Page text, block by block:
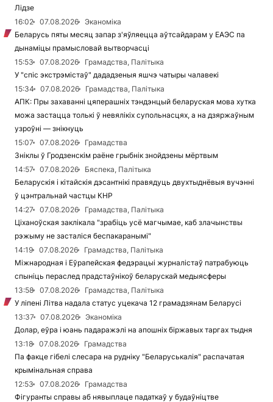
Лідзе
16:02
07.08.2026
Эканоміка
Беларусь пяты месяц запар з'яўляецца аўтсайдарам у ЕАЭС па
дынаміцы прамысловай вытворчасці
15:53
07.08.2026
Грамадства, Палітыка
У "спіс экстрэмістаў" дададзеныя яшчэ чатыры чалавекі
15:34
07.08.2026
Грамадства, Палітыка
АПК: Пры захаванні цяперашніх тэндэнцый беларуская мова хутка
можа застацца толькі ў невялікіх супольнасцях, а на дзяржаўным
узроўні — знікнуць
15:07
07.08.2026
Грамадства
Зніклы ў Гродзенскім раёне грыбнік знойдзены мёртвым
14:57
07.08.2026
Бяспека, Палітыка
Беларускія і кітайскія дэсантнікі правядуць двухтыднёвыя вучэнні
ў цэнтральнай частцы КНР
14:27
07.08.2026
Грамадства, Палітыка
Ціханоўская заклікала "зрабіць усё магчымае, каб злачынствы
рэжыму не засталіся беспакаранымі"
14:19
07.08.2026
Грамадства, Палітыка
Міжнародная і Еўрапейская федэрацыі журналістаў патрабуюць
спыніць пераслед прадстаўнікоў беларускай медыясферы
13:58
07.08.2026
Грамадства, Палітыка
У ліпені Літва надала статус уцекача 12 грамадзянам Беларусі
13:37
07.08.2026
Эканоміка
Долар, еўра і юань падаражэлі на апошніх біржавых таргах тыдня
13:18
07.08.2026
Грамадства
Па факце гібелі слесара на рудніку "Беларуськалія" распачатая
крымінальная справа
12:53
07.08.2026
Грамадства
Фігуранты справы аб нявыплаце падаткаў у будаўніцтве